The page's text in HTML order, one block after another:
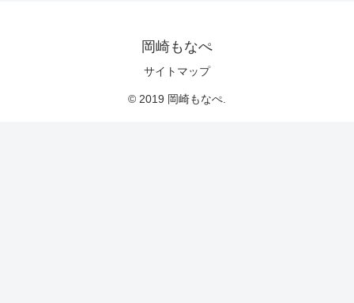
岡崎もなぺ
サイトマップ
© 2019 岡崎もなぺ.